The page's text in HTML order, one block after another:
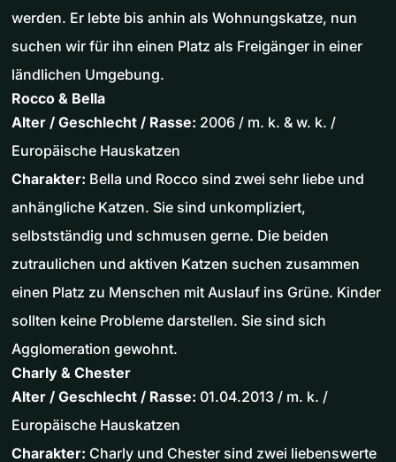
werden. Er lebte bis anhin als Wohnungskatze, nun
suchen wir für ihn einen Platz als Freigänger in einer
ländlichen Umgebung.
Rocco & Bella
Alter / Geschlecht / Rasse: 2006 / m. k. & w. k. /
Europäische Hauskatzen
Charakter: Bella und Rocco sind zwei sehr liebe und
anhängliche Katzen. Sie sind unkompliziert,
selbstständig und schmusen gerne. Die beiden
zutraulichen und aktiven Katzen suchen zusammen
einen Platz zu Menschen mit Auslauf ins Grüne. Kinder
sollten keine Probleme darstellen. Sie sind sich
Agglomeration gewohnt.
Charly & Chester
Alter / Geschlecht / Rasse: 01.04.2013 / m. k. /
Europäische Hauskatzen
Charakter: Charly und Chester sind zwei liebenswerte